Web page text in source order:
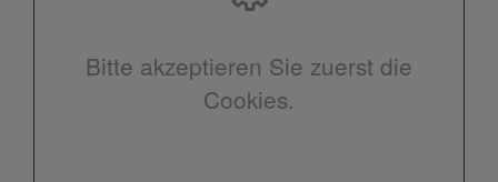
Bitte akzeptieren Sie zuerst die
Cookies.